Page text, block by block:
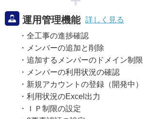
運用管理機能 詳しく見る
・全工事の進捗確認
・メンバーの追加と削除
・追加するメンバーのドメイン制限
・メンバーの利用状況の確認
・新規アカウントの登録（開発中）
・利用状況のExcel出力
・ＩＰ制限の設定